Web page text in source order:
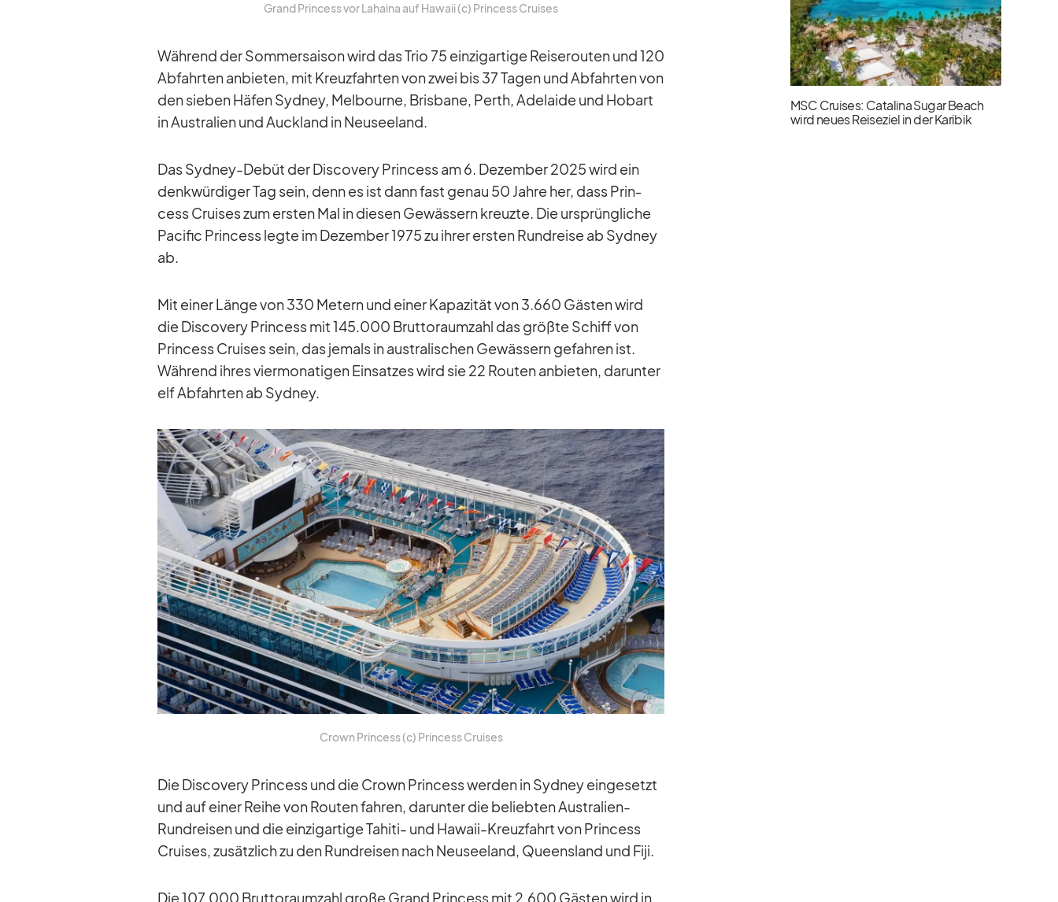
Grand Prin­cess vor La­haina auf Ha­waii (c) Prin­cess Crui­ses
Wäh­rend der Som­mer­sai­son wird das Trio 75 ein­zig­ar­tige Rei­se­rou­ten und 120
Ab­fahr­ten an­bie­ten, mit Kreuz­fahr­ten von zwei bis 37 Ta­gen und Ab­fahr­ten von
den sie­ben Hä­fen Syd­ney, Mel­bourne, Bris­bane, Perth, Ade­laide und Ho­bart
in Aus­tra­lien und Auck­land in Neu­see­land.
Das Syd­ney-De­büt der Dis­co­very Prin­cess am 6. De­zem­ber 2025 wird ein
denk­wür­di­ger Tag sein, denn es ist dann fast ge­nau 50 Jahre her, dass Prin­
cess Crui­ses zum ers­ten Mal in die­sen Ge­wäs­sern kreuzte. Die ur­sprüng­li­che
Pa­ci­fic Prin­cess legte im De­zem­ber 1975 zu ih­rer ers­ten Rund­reise ab Syd­ney
ab.
Mit ei­ner Länge von 330 Me­tern und ei­ner Ka­pa­zi­tät von 3.660 Gäs­ten wird
die Dis­co­very Prin­cess mit 145.000 Brut­to­raum­zahl das größte Schiff von
Prin­cess Crui­ses sein, das je­mals in aus­tra­li­schen Ge­wäs­sern ge­fah­ren ist.
Wäh­rend ih­res vier­mo­na­ti­gen Ein­sat­zes wird sie 22 Rou­ten an­bie­ten, dar­un­ter
elf Ab­fahr­ten ab Syd­ney.
Crown Prin­cess (c) Prin­cess Crui­ses
Die Dis­co­very Prin­cess und die Crown Prin­cess wer­den in Syd­ney ein­ge­setzt
und auf ei­ner Reihe von Rou­ten fah­ren, dar­un­ter die be­lieb­ten Aus­tra­lien-
Rund­rei­sen und die ein­zig­ar­tige Ta­hiti- und Ha­waii-Kreuz­fahrt von Prin­cess
Crui­ses, zu­sätz­lich zu den Rund­rei­sen nach Neu­see­land, Queens­land und Fiji.
Die 107.000 Brut­to­raum­zahl große Grand Prin­cess mit 2.600 Gäs­ten wird in
MSC Cruises: Catalina Sugar Beach
wird neues Reiseziel in der Karibik